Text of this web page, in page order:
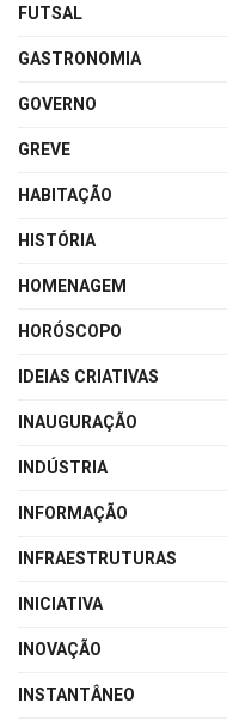
FUTSAL
GASTRONOMIA
GOVERNO
GREVE
HABITAÇÃO
HISTÓRIA
HOMENAGEM
HORÓSCOPO
IDEIAS CRIATIVAS
INAUGURAÇÃO
INDÚSTRIA
INFORMAÇÃO
INFRAESTRUTURAS
INICIATIVA
INOVAÇÃO
INSTANTÂNEO